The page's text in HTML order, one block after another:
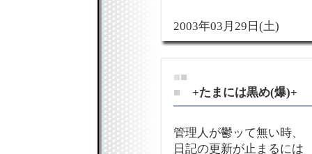
2003年03月29日(土)
■■
■
+たまには黒め(爆)+
管理人が鬱ッて無い時、
日記の更新が止まるには